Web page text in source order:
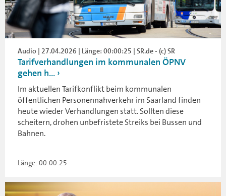
Audio | 27.04.2026 | Länge: 00:00:25 | SR.de - (c) SR
Tarifverhandlungen im kommunalen ÖPNV
gehen h...
Im aktuellen Tarifkonflikt beim kommunalen
öffentlichen Personennahverkehr im Saarland finden
heute wieder Verhandlungen statt. Sollten diese
scheitern, drohen unbefristete Streiks bei Bussen und
Bahnen.
Länge: 00:00:25